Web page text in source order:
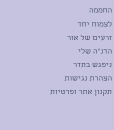
החממה
לצמוח יחד
זרעים של אור
הדנ"ה שלי
ניפגש בתדר
הצהרת נגישות
תקנון אתר ופרטיות